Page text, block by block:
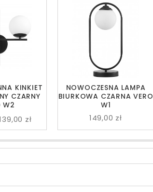
KINKIET
CZARNY
W2
zł
NOWOCZESNA LAMPA
BIURKOWA CZARNA VERO
W1
149,00 zł